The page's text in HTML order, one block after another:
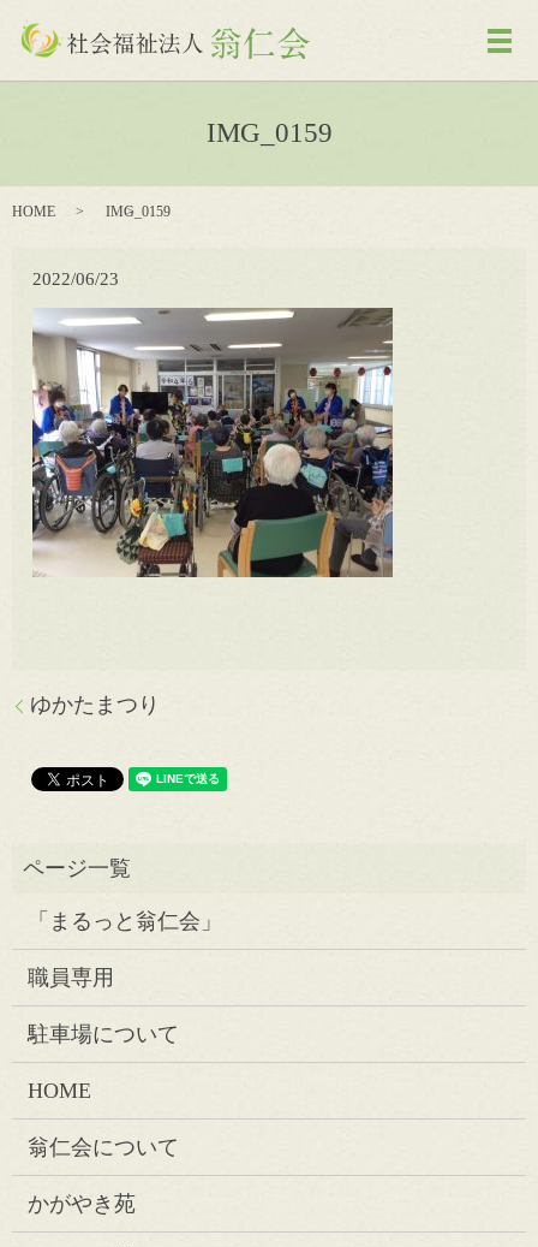
メ
IMG_0159
HOME IMG_0159
2022/06/23
ゆかたまつり
「まるっと翁仁会」
職員専用
駐車場について
HOME
翁仁会について
かがやき苑